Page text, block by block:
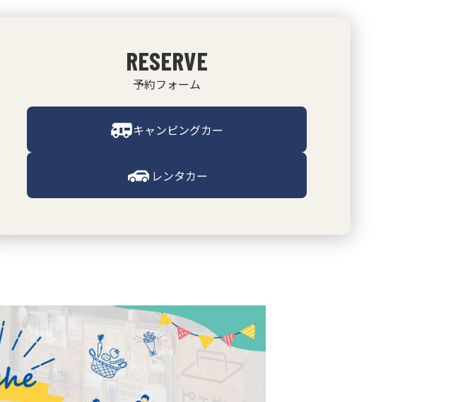
RESERVE
予約フォーム
キャンピングカー
レンタカー